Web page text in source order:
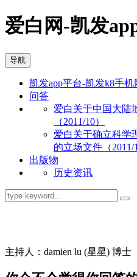
爱白网-凯发
导航
凯发app平台-凯发k8手机
问答
爱白关于中国大陆
（2011/10）
爱白关于确立科学
的立场文件（2011/
出版物
历史资讯
主持人：damien lu (星星) 博士